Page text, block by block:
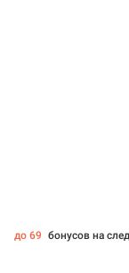
до 69 бонусов на